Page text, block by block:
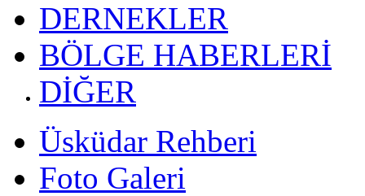
DERNEKLER
BÖLGE HABERLERİ
DİĞER
Üsküdar Rehberi
Foto Galeri